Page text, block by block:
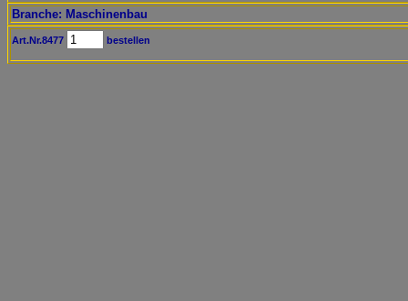
Branche: Maschinenbau
Art.Nr.8477 bestellen